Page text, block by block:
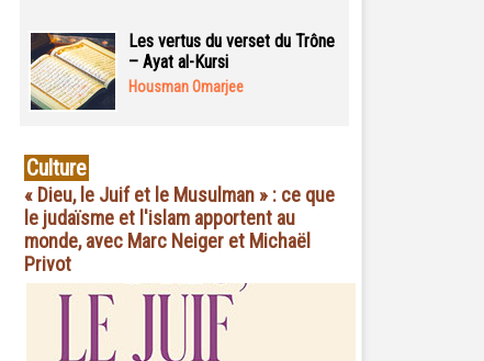
Les vertus du verset du Trône
– Ayat al-Kursi
Housman Omarjee
Culture
« Dieu, le Juif et le Musulman » : ce que
le judaïsme et l'islam apportent au
monde, avec Marc Neiger et Michaël
Privot